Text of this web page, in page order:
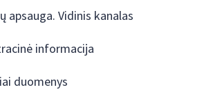
apsauga. Vidinis kanalas
informacija
duomenys